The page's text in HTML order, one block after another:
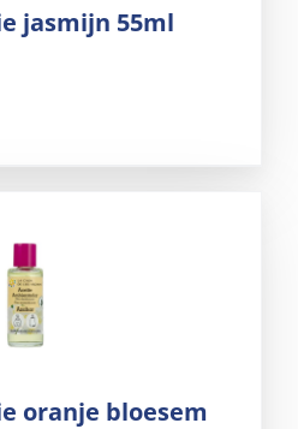
jasmijn 55ml
oranje bloesem